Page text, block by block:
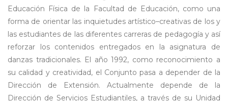
Educación Física de la Facultad de Educación, como una
forma de orientar las inquietudes artístico–creativas de los y
las estudiantes de las diferentes carreras de pedagogía y así
reforzar los contenidos entregados en la asignatura de
danzas tradicionales. El año 1992, como reconocimiento a
su calidad y creatividad, el Conjunto pasa a depender de la
Dirección de Extensión. Actualmente depende de la
Dirección de Servicios Estudiantiles, a través de su Unidad